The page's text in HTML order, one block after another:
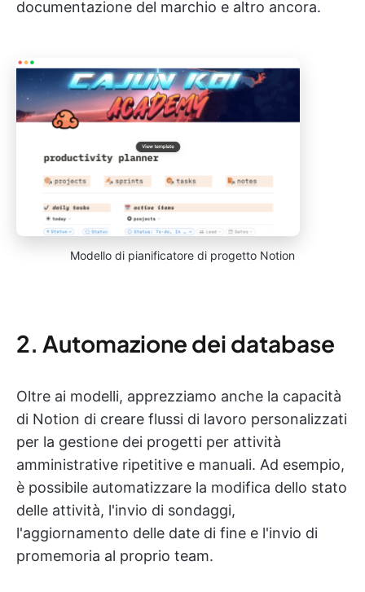
documentazione del marchio e altro ancora.
Modello di pianificatore di progetto Notion
2. Automazione dei database
Oltre ai modelli, apprezziamo anche la capacità
di Notion di creare flussi di lavoro personalizzati
per la gestione dei progetti per attività
amministrative ripetitive e manuali. Ad esempio,
è possibile automatizzare la modifica dello stato
delle attività, l'invio di sondaggi,
l'aggiornamento delle date di fine e l'invio di
promemoria al proprio team.